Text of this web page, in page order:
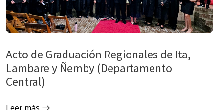
Acto de Graduación Regionales de Ita,
Lambare y Ñemby (Departamento
Central)
Leer más